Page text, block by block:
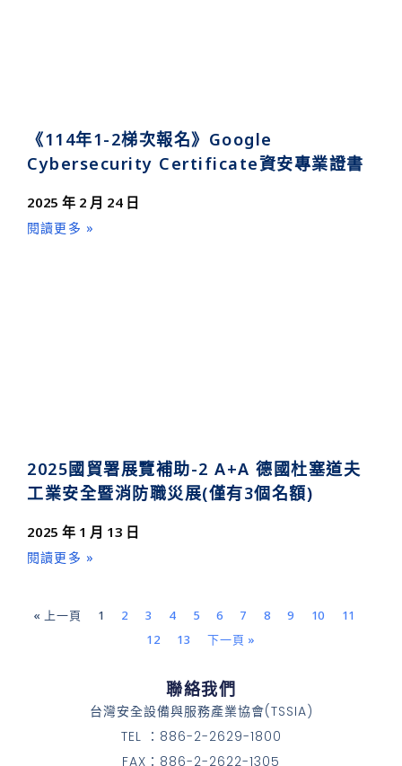
《114年1-2梯次報名》Google
Cybersecurity Certificate資安專業證書
2025 年 2 月 24 日
閱讀更多 »
2025國貿署展覽補助-2 A+A 德國杜塞道夫
工業安全暨消防職災展(僅有3個名額)
2025 年 1 月 13 日
閱讀更多 »
« 上一頁 1 2 3 4 5 6 7 8 9 10
11
12
13 下一頁 »
聯絡我們
台灣安全設備與服務產業協會(TSSIA)
TEL ：886-2-2629-1800
FAX：886-2-2622-1305